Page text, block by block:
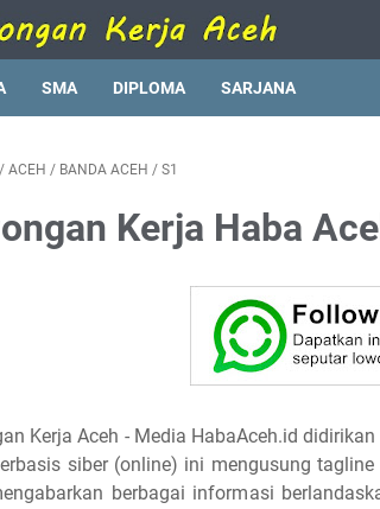
SMA DIPLOMA SARJANA
/ ACEH / BANDA ACEH / S1
Kerja Haba
Kerja Aceh - Media HabaAceh.id
siber (online) ini mengusung
berbagai informasi